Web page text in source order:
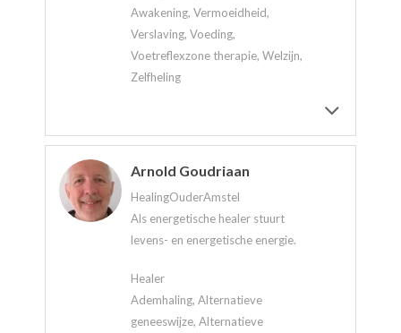
Awakening, Vermoeidheid,
Verslaving, Voeding,
Voetreflexzone therapie, Welzijn,
Zelfheling
Arnold Goudriaan
HealingOuderAmstel
Als energetische healer stuurt
levens- en energetische energie.
Healer
Ademhaling, Alternatieve
geneeswijze, Alternatieve